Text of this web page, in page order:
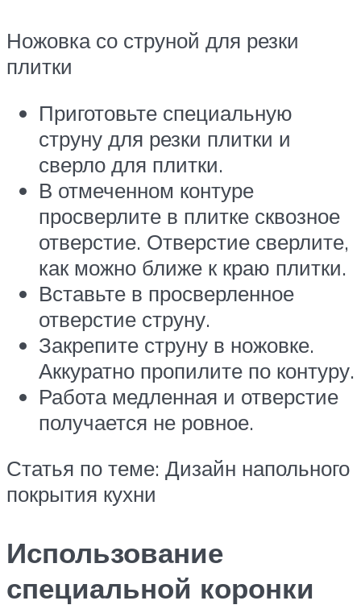
Ножовка со струной для резки
плитки
Приготовьте специальную
струну для резки плитки и
сверло для плитки.
В отмеченном контуре
просверлите в плитке сквозное
отверстие. Отверстие сверлите,
как можно ближе к краю плитки.
Вставьте в просверленное
отверстие струну.
Закрепите струну в ножовке.
Аккуратно пропилите по контуру.
Работа медленная и отверстие
получается не ровное.
Статья по теме: Дизайн напольного
покрытия кухни
Использование
специальной коронки